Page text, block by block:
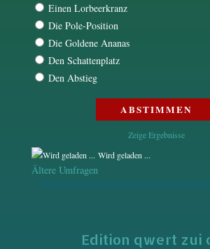
Einen Lorbeerkranz
Die Pole-Position
Die Goldene Ananas
Den Schattenplatz
Den Abstieg
Zeige Ergebnisse
Wird geladen ...
Ältere Umfragen
Edition qwert zui